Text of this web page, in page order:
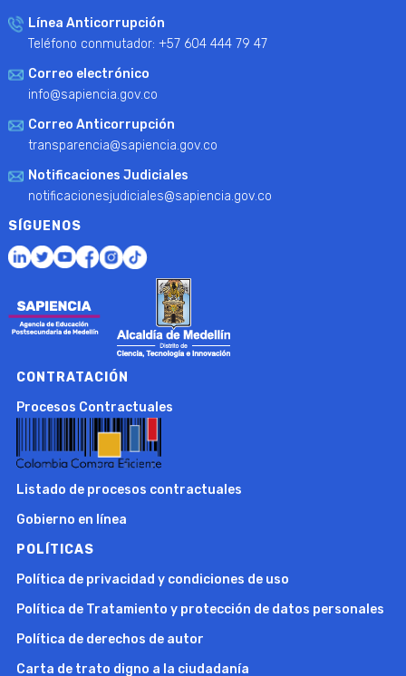
Línea Anticorrupción
Teléfono conmutador: +57 604 444 79 47
Correo electrónico
info@sapiencia.gov.co
Correo Anticorrupción
transparencia@sapiencia.gov.co
Notificaciones Judiciales
notificacionesjudiciales@sapiencia.gov.co
SÍGUENOS
CONTRATACIÓN
Procesos Contractuales
Listado de procesos contractuales
Gobierno en línea
POLÍTICAS
Política de privacidad y condiciones de uso
Política de Tratamiento y protección de datos personales
Política de derechos de autor
Carta de trato digno a la ciudadanía